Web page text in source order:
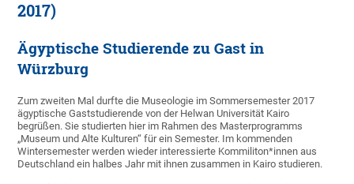
2017)
Ägyptische Studierende zu Gast in
Würzburg
Zum zweiten Mal durfte die Museologie im Sommersemester 2017
ägyptische Gaststudierende von der Helwan Universität Kairo
begrüßen. Sie studierten hier im Rahmen des Masterprogramms
„Museum und Alte Kulturen“ für ein Semester. Im kommenden
Wintersemester werden wieder interessierte Kommiliton*innen aus
Deutschland ein halbes Jahr mit ihnen zusammen in Kairo studieren.